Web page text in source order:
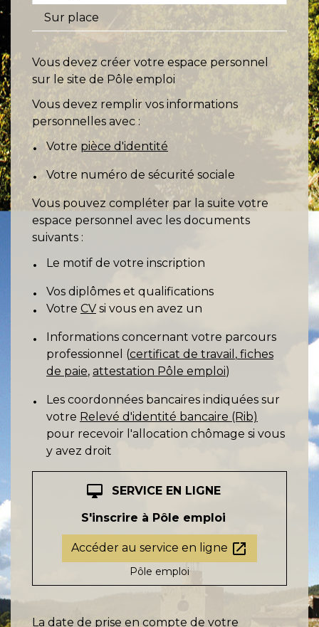
Sur place
Vous devez créer votre espace personnel
sur le site de Pôle emploi
Vous devez remplir vos informations
personnelles avec :
Votre pièce d'identité
Votre numéro de sécurité sociale
Vous pouvez compléter par la suite votre
espace personnel avec les documents
suivants :
Le motif de votre inscription
Vos diplômes et qualifications
Votre CV si vous en avez un
Informations concernant votre parcours
professionnel (certificat de travail , fiches
de paie, attestation Pôle emploi)
Les coordonnées bancaires indiquées sur
votre Relevé d'identité bancaire (Rib)
pour recevoir l'allocation chômage si vous
y avez droit
desktop_mac
SERVICE EN LIGNE
S'inscrire à Pôle emploi
Accéder au service en ligne open_in_new
Pôle emploi
La date de prise en compte de votre